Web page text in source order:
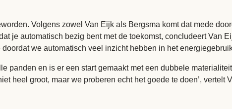
Volgens zowel Van Eijk als Bergsma komt dat mede
je automatisch bezig bent met de toekomst, concludeert Van
we automatisch veel inzicht hebben in het
panden en is er een start gemaakt met een dubbele
heel groot, maar we proberen echt het goede te doen’, vertelt